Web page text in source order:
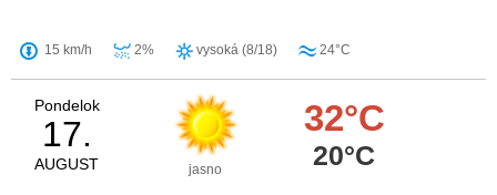
15 km/h 2% vysoká (8/18) 24°C
Pondelok
17.
AUGUST jasno
32°C
20°C